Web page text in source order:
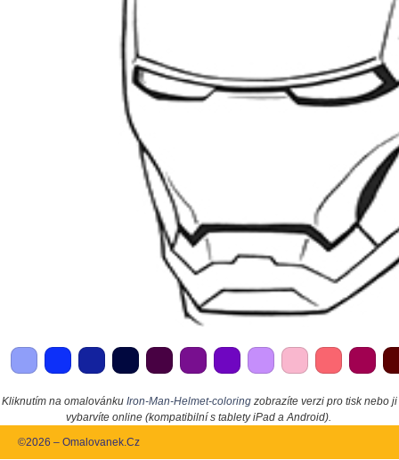
Kliknutím na omalovánku Iron-Man-Helmet-coloring zobrazíte verzi pro tisk nebo ji
vybarvíte online (kompatibilní s tablety iPad a Android).
©2026 – Omalovanek.Cz